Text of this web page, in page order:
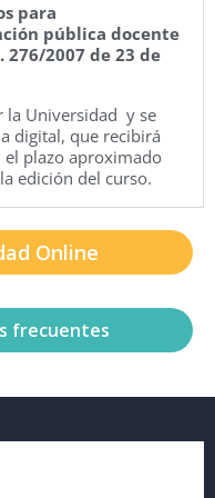
para
pública docente
276/2007 de 23 de
la Universidad y se
digital, que recibirá
el plazo aproximado
edición del curso.
Online
frecuentes